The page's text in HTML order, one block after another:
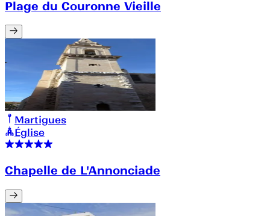
Plage du Couronne Vieille
Martigues
Église
Chapelle de L'Annonciade